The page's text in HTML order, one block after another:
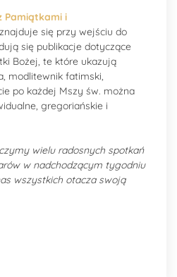
Pamiątkami i
się przy wejściu do
się publikacje dotyczące
Bożej, te które ukazują
modlitewnik fatimski,
po każdej Mszy św. można
gregoriańskie i
wielu radosnych spotkań
w nadchodzącym tygodniu
wszystkich otacza swoją